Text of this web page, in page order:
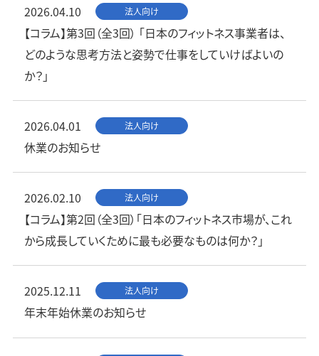
2026.04.10 法人向け
【コラム】第3回（全3回） 「日本のフィットネス事業者は、
どのような思考方法と姿勢で仕事をしていけばよいの
か？」
2026.04.01 法人向け
休業のお知らせ
2026.02.10 法人向け
【コラム】第2回（全3回）「日本のフィットネス市場が、これ
から成長していくために最も必要なものは何か？」
2025.12.11 法人向け
年末年始休業のお知らせ